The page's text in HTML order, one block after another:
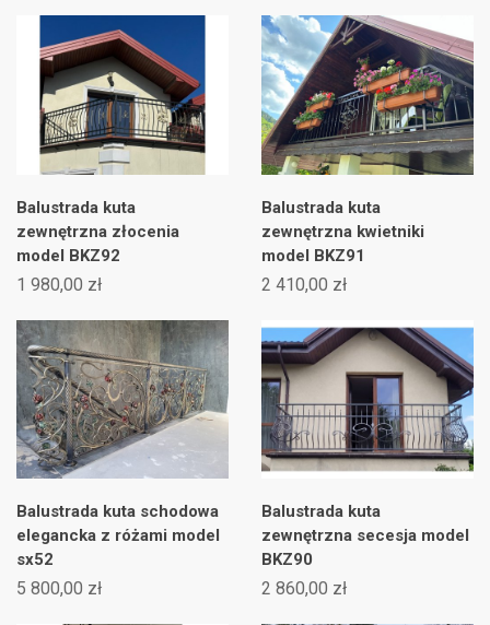
Balustrada kuta
zewnętrzna złocenia
model BKZ92
1 980,00 zł
Balustrada kuta
zewnętrzna kwietniki
model BKZ91
2 410,00 zł
Balustrada kuta schodowa
elegancka z różami model
sx52
5 800,00 zł
Balustrada kuta
zewnętrzna secesja model
BKZ90
2 860,00 zł